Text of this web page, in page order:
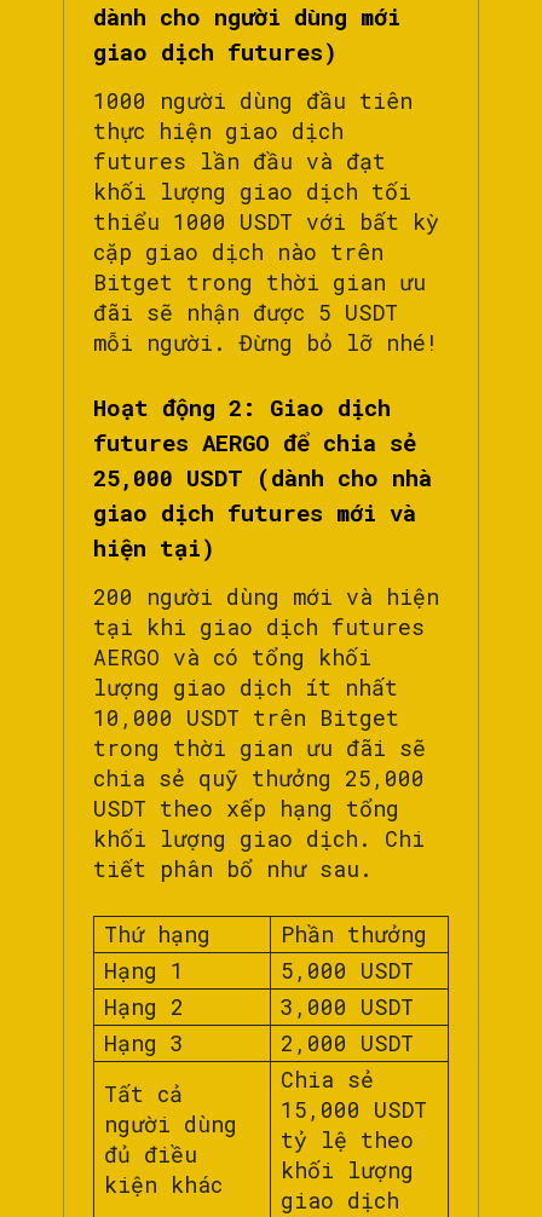
dành cho người dùng mới
giao dịch futures)
1000 người dùng đầu tiên
thực hiện giao dịch
futures lần đầu và đạt
khối lượng giao dịch tối
thiểu 1000 USDT với bất kỳ
cặp giao dịch nào trên
Bitget trong thời gian ưu
đãi sẽ nhận được 5 USDT
mỗi người. Đừng bỏ lỡ nhé!
Hoạt động 2: Giao dịch
futures AERGO để chia sẻ
25,000 USDT (dành cho nhà
giao dịch futures mới và
hiện tại)
200 người dùng mới và hiện
tại khi giao dịch futures
AERGO và có tổng khối
lượng giao dịch ít nhất
10,000 USDT trên Bitget
trong thời gian ưu đãi sẽ
chia sẻ quỹ thưởng 25,000
USDT theo xếp hạng tổng
khối lượng giao dịch. Chi
tiết phân bổ như sau.
Thứ hạng
Phần thưởng
Hạng 1
5,000 USDT
Hạng 2
3,000 USDT
Hạng 3
2,000 USDT
Tất cả
người dùng
đủ điều
kiện khác
Chia sẻ
15,000 USDT
tỷ lệ theo
khối lượng
giao dịch